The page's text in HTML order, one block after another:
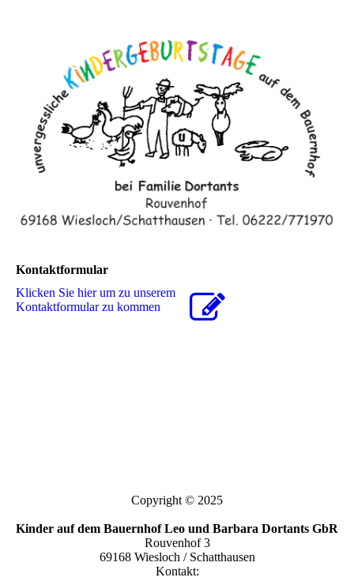
Kontaktformular
Klicken Sie hier um zu unserem
Kon­takt­for­mu­lar zu kommen
Copyright © 2025
Kinder auf dem Bauernhof Leo und Barbara Dortants GbR
Rouvenhof 3
69168 Wiesloch / Schatthausen
Kontakt: